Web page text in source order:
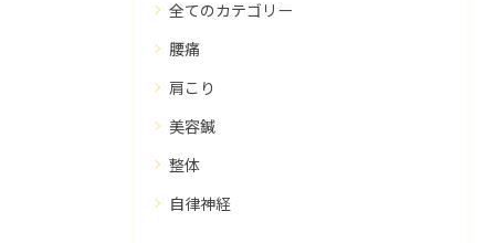
全てのカテゴリー
腰痛
肩こり
美容鍼
整体
自律神経